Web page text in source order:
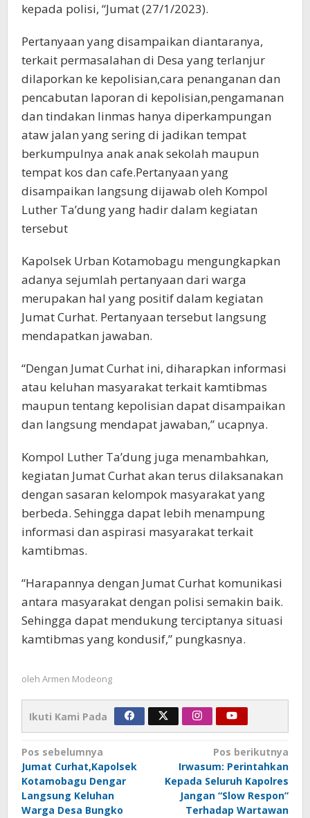
kepada polisi, “Jumat (27/1/2023).
Pertanyaan yang disampaikan diantaranya,
terkait permasalahan di Desa yang terlanjur
dilaporkan ke kepolisian,cara penanganan dan
pencabutan laporan di kepolisian,pengamanan
dan tindakan linmas hanya diperkampungan
ataw jalan yang sering di jadikan tempat
berkumpulnya anak anak sekolah maupun
tempat kos dan cafe.Pertanyaan yang
disampaikan langsung dijawab oleh Kompol
Luther Ta’dung yang hadir dalam kegiatan
tersebut
Kapolsek Urban Kotamobagu mengungkapkan
adanya sejumlah pertanyaan dari warga
merupakan hal yang positif dalam kegiatan
Jumat Curhat. Pertanyaan tersebut langsung
mendapatkan jawaban.
“Dengan Jumat Curhat ini, diharapkan informasi
atau keluhan masyarakat terkait kamtibmas
maupun tentang kepolisian dapat disampaikan
dan langsung mendapat jawaban,” ucapnya.
Kompol Luther Ta’dung juga menambahkan,
kegiatan Jumat Curhat akan terus dilaksanakan
dengan sasaran kelompok masyarakat yang
berbeda. Sehingga dapat lebih menampung
informasi dan aspirasi masyarakat terkait
kamtibmas.
“Harapannya dengan Jumat Curhat komunikasi
antara masyarakat dengan polisi semakin baik.
Sehingga dapat mendukung terciptanya situasi
kamtibmas yang kondusif,” pungkasnya.
oleh Armen Modeong
Ikuti Kami Pada
Navigasi
pos
Pos sebelumnya
Jumat Curhat,Kapolsek
Kotamobagu Dengar
Langsung Keluhan
Warga Desa Bungko
Pos berikutnya
Irwasum: Perintahkan
Kepada Seluruh Kapolres
Jangan “Slow Respon”
Terhadap Wartawan